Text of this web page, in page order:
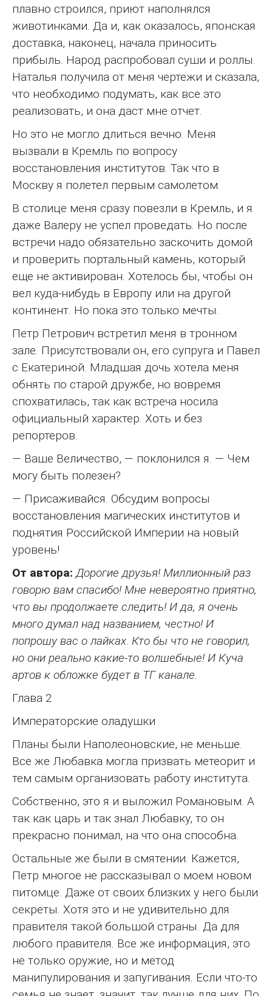
плавно строился, приют наполнялся
животинками. Да и, как оказалось, японская
доставка, наконец, начала приносить
прибыль. Народ распробовал суши и роллы.
Наталья получила от меня чертежи и сказала,
что необходимо подумать, как все это
реализовать, и она даст мне отчет.
Но это не могло длиться вечно. Меня
вызвали в Кремль по вопросу
восстановления институтов. Так что в
Москву я полетел первым самолетом.
В столице меня сразу повезли в Кремль, и я
даже Валеру не успел проведать. Но после
встречи надо обязательно заскочить домой
и проверить портальный камень, который
еще не активирован. Хотелось бы, чтобы он
вел куда-нибудь в Европу или на другой
континент. Но пока это только мечты.
Петр Петрович встретил меня в тронном
зале. Присутствовали он, его супруга и Павел
с Екатериной. Младшая дочь хотела меня
обнять по старой дружбе, но вовремя
спохватилась, так как встреча носила
официальный характер. Хоть и без
репортеров.
— Ваше Величество, — поклонился я. — Чем
могу быть полезен?
— Присаживайся. Обсудим вопросы
восстановления магических институтов и
поднятия Российской Империи на новый
уровень!
От автора: Дорогие друзья! Миллионный раз
говорю вам спасибо! Мне невероятно приятно,
что вы продолжаете следить! И да, я очень
много думал над названием, честно! И
попрошу вас о лайках. Кто бы что не говорил,
но они реально какие-то волшебные! И Куча
артов к обложке будет в ТГ канале.
Глава 2
Императорские оладушки
Планы были Наполеоновские, не меньше.
Все же Любавка могла призвать метеорит и
тем самым организовать работу института.
Собственно, это я и выложил Романовым. А
так как царь и так знал Любавку, то он
прекрасно понимал, на что она способна.
Остальные же были в смятении. Кажется,
Петр многое не рассказывал о моем новом
питомце. Даже от своих близких у него были
секреты. Хотя это и не удивительно для
правителя такой большой страны. Да для
любого правителя. Все же информация, это
не только оружие, но и метод
манипулирования и запугивания. Если что-то